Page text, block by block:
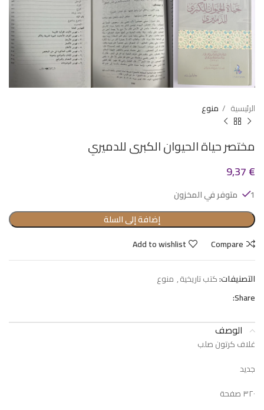
الرئيسية منوع
مختصر حياة الحيوان الكبرى للدميري
9,37€
1 متوفر في المخزون
إضافة إلى السلة
Compare
Add to wishlist
التصنيفات:كتب تاريخية, منوع
Share:
الوصف
غلاف كرتون صلب
جديد
٣٢٠ صفحة